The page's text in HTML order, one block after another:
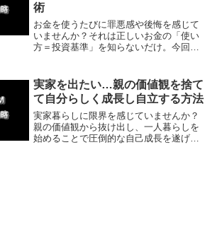
術
お金を使うたびに罪悪感や後悔を感じて
いませんか？それは正しいお金の「使い
方＝投資基準」を知らないだけ。今回
紹介。罪悪感をなくし、心を満たす豊か
な使い方を解説します。
実家を出たい…親の価値観を捨て
て自分らしく成長し自立する方法
実家暮らしに限界を感じていませんか？
親の価値観から抜け出し、一人暮らしを
始めることで圧倒的な自己成長を遂げる